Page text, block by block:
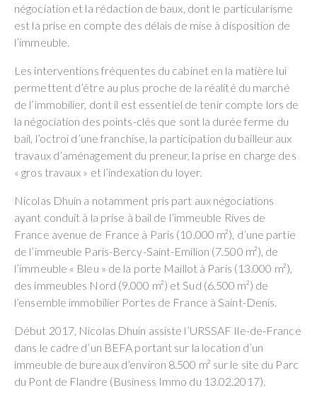
négociation et la rédaction de baux, dont le particularisme
est la prise en compte des délais de mise à disposition de
l’immeuble.
Les interventions fréquentes du cabinet en la matière lui
permettent d’être au plus proche de la réalité du marché
de l’immobilier, dont il est essentiel de tenir compte lors de
la négociation des points-clés que sont la durée ferme du
bail, l’octroi d’une franchise, la participation du bailleur aux
travaux d’aménagement du preneur, la prise en charge des
« gros travaux » et l’indexation du loyer.
Nicolas Dhuin a notamment pris part aux négociations
ayant conduit à la prise à bail de l’immeuble Rives de
France avenue de France à Paris (10.000 m²), d’une partie
de l’immeuble Paris-Bercy-Saint-Emilion (7.500 m²), de
l’immeuble « Bleu » de la porte Maillot à Paris (13.000 m²),
des immeubles Nord (9.000 m²) et Sud (6.500 m²) de
l’ensemble immobilier Portes de France à Saint-Denis.
Début 2017, Nicolas Dhuin assiste l’URSSAF Ile-de-France
dans le cadre d’un BEFA portant sur la location d’un
immeuble de bureaux d’environ 8.500 m² sur le site du Parc
du Pont de Flandre (Business Immo du 13.02.2017).